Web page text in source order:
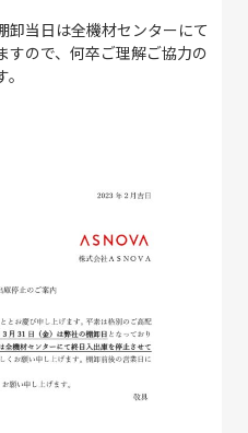
卸当日は全機材センターにて
すので、何卒ご理解ご協力の